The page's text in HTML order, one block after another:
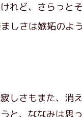
れど、さらっと
しさは嫉妬のよ
さもまた、消
と、ななみは思っ